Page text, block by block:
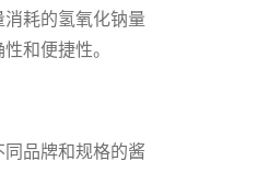
耗的氢氧化钠量
和便捷性。
品牌和规格的酱